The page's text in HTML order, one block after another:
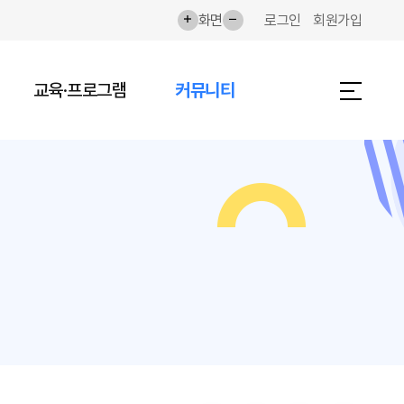
화면확대
화면 화면축소
로그인
회원가입
교육·프로그램 커뮤니티
전체메뉴